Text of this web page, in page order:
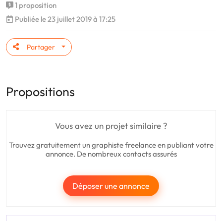
1 proposition
Publiée le 23 juillet 2019 à 17:25
Partager
Propositions
Vous avez un projet similaire ?
Trouvez gratuitement un graphiste freelance en publiant votre
annonce. De nombreux contacts assurés
Déposer une annonce